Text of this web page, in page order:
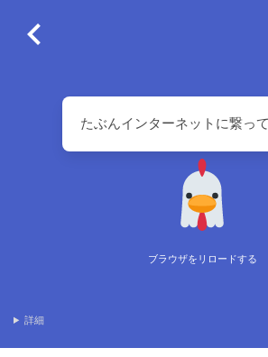
たぶんインターネットに繋っ
ブラウザをリロードする
詳細